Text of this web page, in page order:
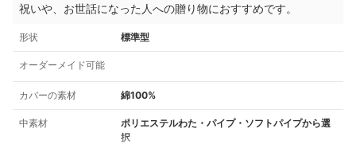
祝いや、お世話になった人への贈り物におすすめです。
形状 標準型
オーダーメイド可能
カバーの素材 綿100%
中素材
ポリエステルわた・パイプ・ソフトパイプから選
択